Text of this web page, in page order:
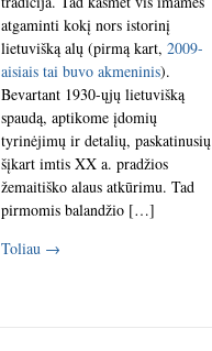
atgaminti kokį nors istorinį
lietuvišką alų (pirmą kart, 2009-
aisiais tai buvo akmeninis).
Bevartant 1930-ųjų lietuvišką
spaudą, aptikome įdomių
tyrinėjimų ir detalių, paskatinusių
šįkart imtis XX a. pradžios
žemaitiško alaus atkūrimu. Tad
pirmomis balandžio […]
Toliau →